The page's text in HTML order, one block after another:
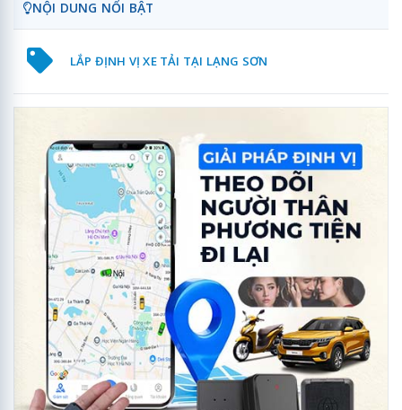
NỘI DUNG NỔI BẬT
LẮP ĐỊNH VỊ XE TẢI TẠI LẠNG SƠN